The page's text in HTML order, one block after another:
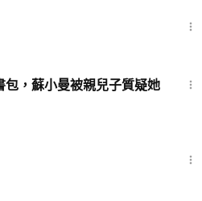
，蘇小曼被親兒子質疑她